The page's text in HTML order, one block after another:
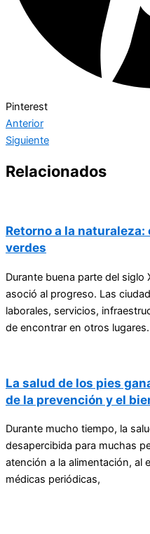
Pinterest
Anterior
Siguiente
Relacionados
Retorno a la
verdes
Durante buena parte del siglo
asoció al progreso. Las
laborales, servicios,
de encontrar en otros lugares.
La salud de los pies
de la prevención y el
Durante mucho tiempo, la
desapercibida para muchas
atención a la alimentación, al
médicas periódicas,